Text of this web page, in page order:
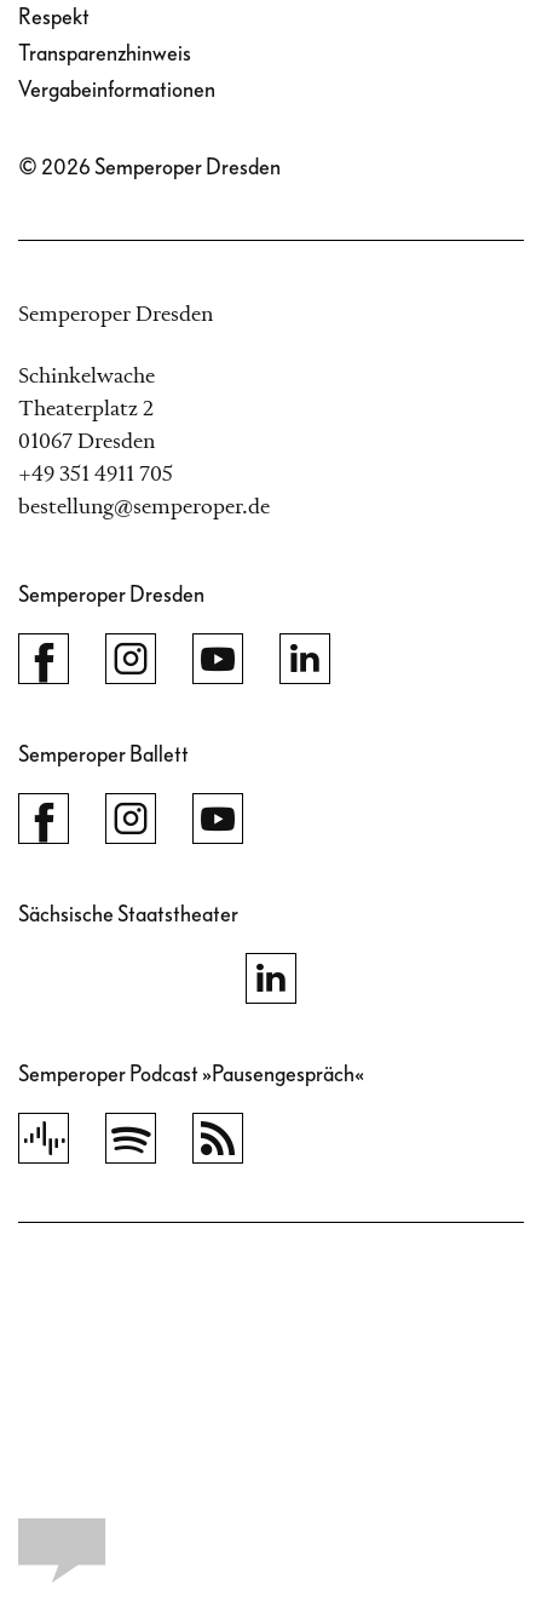
Respekt
Transparenzhinweis
Vergabeinformationen
© 2026 Semperoper Dresden
Semperoper Dresden
Schinkelwache
Theaterplatz 2
01067 Dresden
+49 351 4911 705
bestellung@semperoper.de
Semperoper Dresden
Semperoper Ballett
Sächsische Staatstheater
Semperoper Podcast »Pausengespräch«